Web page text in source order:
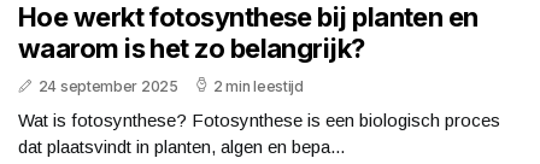
Hoe werkt fotosynthese bij planten en
waarom is het zo belangrijk?
24 september 2025 2 min leestijd
Wat is fotosynthese? Fotosynthese is een biologisch proces
dat plaatsvindt in planten, algen en bepa...